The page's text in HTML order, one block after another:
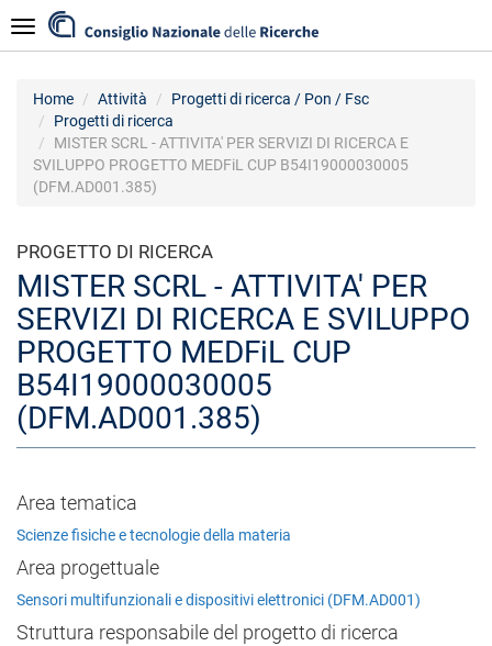
al
contenuto
Navigazione
Home Attività
Progetti di ricerca / Pon / Fsc
Progetti di ricerca
MISTER SCRL - ATTIVITA' PER SERVIZI DI RICERCA E
SVILUPPO PROGETTO MEDFiL CUP B54I19000030005
(DFM.AD001.385)
PROGETTO DI RICERCA
MISTER SCRL - ATTIVITA' PER
SERVIZI DI RICERCA E SVILUPPO
PROGETTO MEDFiL CUP
B54I19000030005
(DFM.AD001.385)
Area tematica
Scienze fisiche e tecnologie della materia
Area progettuale
Sensori multifunzionali e dispositivi elettronici (DFM.AD001)
Struttura responsabile del progetto di ricerca